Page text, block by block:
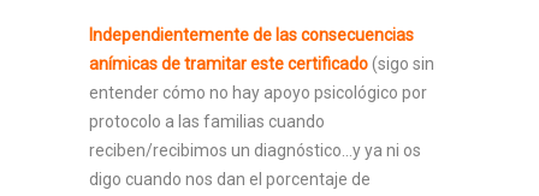
Independientemente de las consecuencias
anímicas de tramitar este certificado(sigo sin
entender cómo no hay apoyo psicológico por
protocolo a las familias cuando
reciben/recibimos un diagnóstico…y ya ni os
digo cuando nos dan el porcentaje de